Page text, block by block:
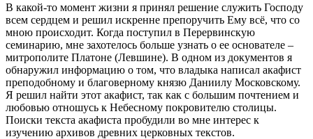
В какой-то момент жизни я принял решение служить Господу
всем сердцем и решил искренне препоручить Ему всё, что со
мною происходит. Когда поступил в Перервинскую
семинарию, мне захотелось больше узнать о ее основателе –
митрополите Платоне (Левшине). В одном из документов я
обнаружил информацию о том, что владыка написал акафист
преподобному и благоверному князю Даниилу Московскому.
Я решил найти этот акафист, так как с большим почтением и
любовью отношусь к Небесному покровителю столицы.
Поиски текста акафиста пробудили во мне интерес к
изучению архивов древних церковных текстов.